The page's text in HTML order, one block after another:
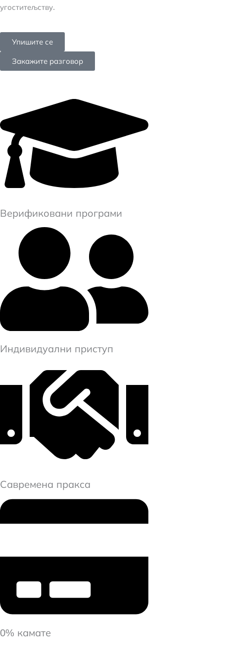
угоститељству.
Упишите се
Закажите разговор
Верификовани програми
Индивидуални приступ
Савремена пракса
0% камате